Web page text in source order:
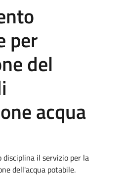
per
del
acqua
il servizio per la
dell'acqua potabile.